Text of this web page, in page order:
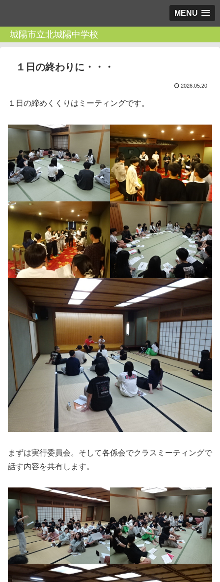
MENU
城陽市立北城陽中学校
１日の終わりに・・・
2026.05.20
１日の締めくくりはミーティングです。
まずは実行委員会。そして各係会でクラスミーティングで
話す内容を共有します。